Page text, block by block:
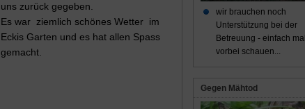
uns zurück gegeben.
Es war ziemlich schönes Wetter im
Eckis Garten und es hat allen Spass
gemacht.
wir brauchen noch
Unterstützung bei der
Betreuung - einfach mal
vorbei schauen...
Gegen Mähtod